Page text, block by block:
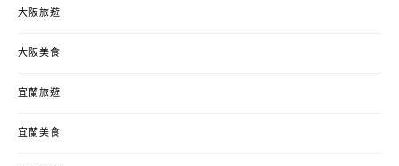
大阪旅遊
大阪美食
宜蘭旅遊
宜蘭美食